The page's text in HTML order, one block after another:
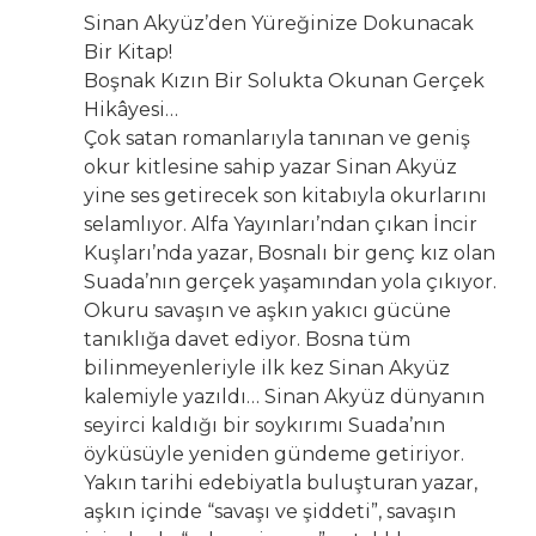
Sinan Akyüz’den Yüreğinize Dokunacak
Bir Kitap!
Boşnak Kızın Bir Solukta Okunan Gerçek
Hikâyesi…
Çok satan romanlarıyla tanınan ve geniş
okur kitlesine sahip yazar Sinan Akyüz
yine ses getirecek son kitabıyla okurlarını
selamlıyor. Alfa Yayınları’ndan çıkan İncir
Kuşları’nda yazar, Bosnalı bir genç kız olan
Suada’nın gerçek yaşamından yola çıkıyor.
Okuru savaşın ve aşkın yakıcı gücüne
tanıklığa davet ediyor. Bosna tüm
bilinmeyenleriyle ilk kez Sinan Akyüz
kalemiyle yazıldı… Sinan Akyüz dünyanın
seyirci kaldığı bir soykırımı Suada’nın
öyküsüyle yeniden gündeme getiriyor.
Yakın tarihi edebiyatla buluşturan yazar,
aşkın içinde “savaşı ve şiddeti”, savaşın